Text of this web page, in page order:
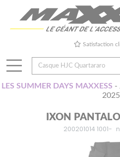
Satisfaction
LES SUMMER DAYS MAXXESS -
2025
IXON
200201014 1001-